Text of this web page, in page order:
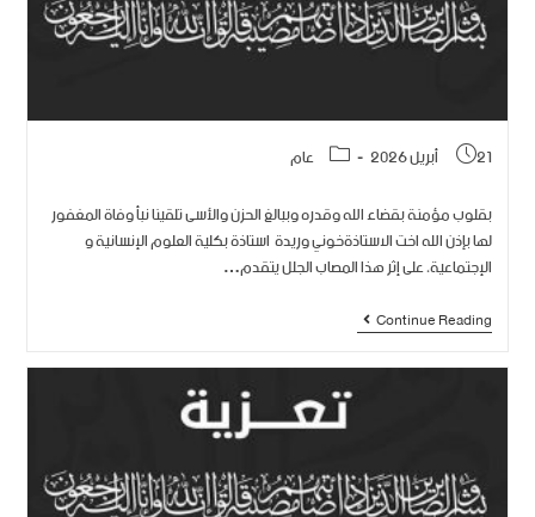
21 أبريل 2026
عام
بقلوب مؤمنة بقضاء الله وقدره وببالغ الحزن والأسى تلقينا نبأ وفاة المغفور
لها بإذن الله اخت الاستاذةخوني وريدة استاذة بكلية العلوم الإنسانية و
الإجتماعية، على إثر هذا المصاب الجلل يتقدم…
Continue Reading